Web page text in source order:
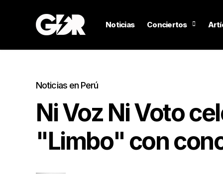
Noticias Conciertos
Noticias en Perú
Ni Voz Ni Voto
"Limbo" con